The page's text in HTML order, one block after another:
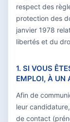
respect des
protection des
janvier 1978
libertés et du
1. SI VOUS
EMPLOI, À UN
Afin de
leur
de contact